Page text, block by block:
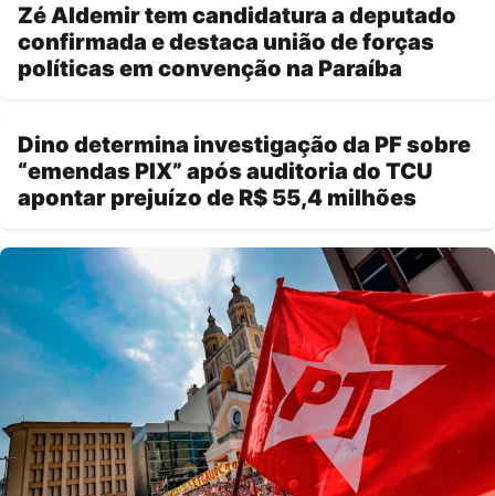
Zé Aldemir tem candidatura a deputado
confirmada e destaca união de forças
políticas em convenção na Paraíba
Dino determina investigação da PF sobre
“emendas PIX” após auditoria do TCU
apontar prejuízo de R$ 55,4 milhões